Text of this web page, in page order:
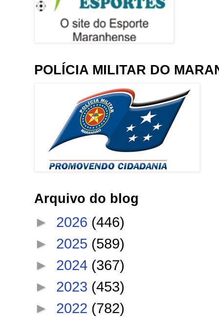
POLÍCIA MILITAR DO
Arquivo do blog
► 2026 (446)
► 2025 (589)
► 2024 (367)
► 2023 (453)
► 2022 (782)